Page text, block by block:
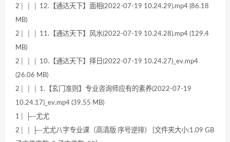
2│ │ │ 12.【通达天下】面相(2022-07-19 10.24.29).mp4 (86.18
MB)
2│ │ │ 11.【通达天下】风水(2022-07-19 10.24.28).mp4 (129.4
MB)
2│ │ │ 10.【通达天下】择日(2022-07-19 10.24.27)_ev.mp4
(26.06 MB)
2│ │ │ 1.【玄门准则】专业咨询师应有的素养(2022-07-19
10.24.17)_ev.mp4 (39.55 MB)
1│ ├─尤尤
2│ │ ├─尤尤八字专业课（高清版 序号逆排） [文件夹大小:1.09 GB